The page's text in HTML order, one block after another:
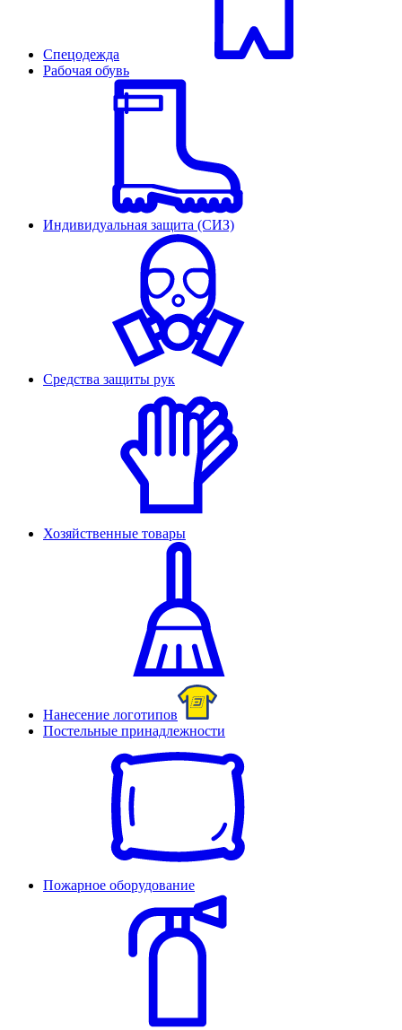
Спецодежда
Рабочая обувь
Индивидуальная защита (СИЗ)
Средства защиты рук
Хозяйственные товары
Нанесение логотипов
Постельные принадлежности
Пожарное оборудование